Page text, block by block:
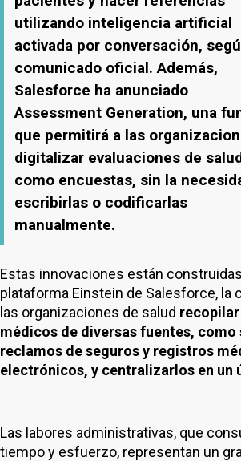
utilizando inteligencia artificial
activada por conversación,
comunicado oficial. Además,
Salesforce ha anunciado
Assessment Generation, una
que permitirá a las
digitalizar evaluaciones de
como encuestas, sin la
escribirlas o codificarlas
manualmente.
Estas innovaciones están
plataforma Einstein de Salesforce, la
las organizaciones de salud
médicos de diversas fuentes, como
reclamos de seguros y registros
electrónicos, y centralizarlos en un
Las labores administrativas, que
tiempo y esfuerzo, representan un